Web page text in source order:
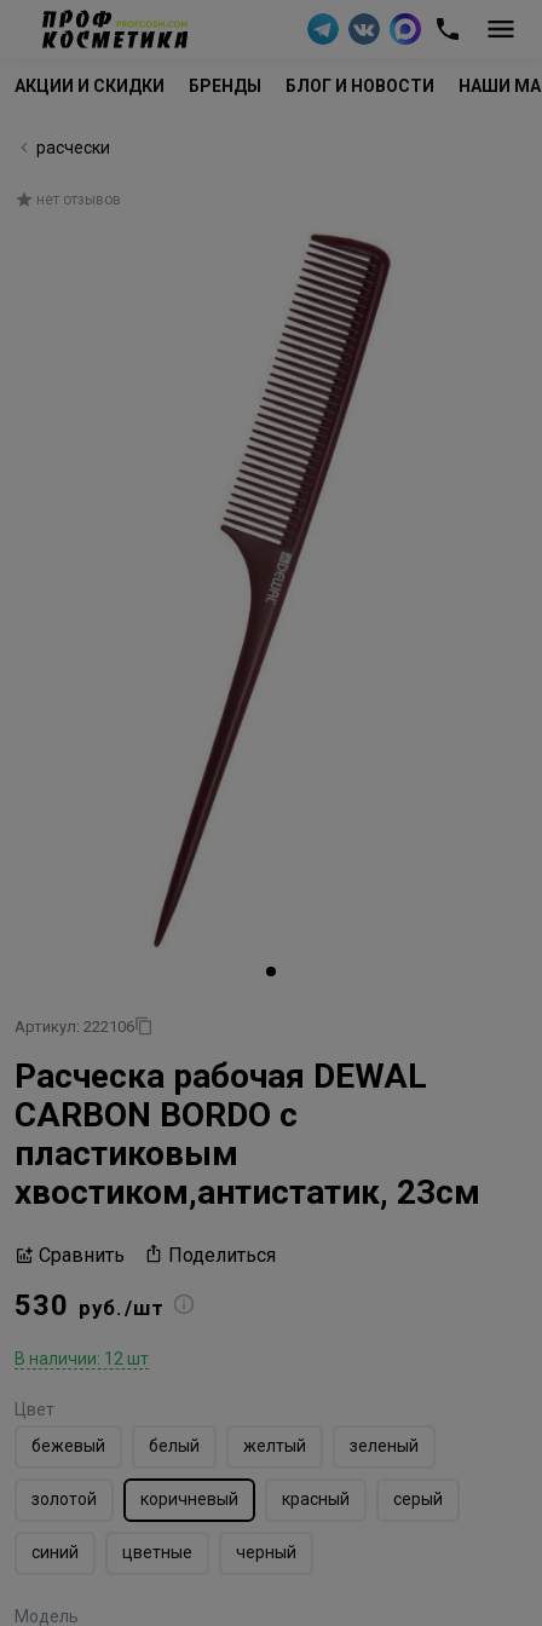
АКЦИИ И СКИДКИ БРЕНДЫ БЛОГ И НОВОСТИ НАШИ
расчески
нет отзывов
Артикул: 222106
Расческа рабочая DEWAL
CARBON BORDO с
пластиковым
хвостиком,антистатик, 23см
Сравнить Поделиться
530 руб./шт
В наличии: 12 шт
Цвет
бежевый
белый желтый зеленый
золотой коричневый красный серый
синий цветные черный
Модель